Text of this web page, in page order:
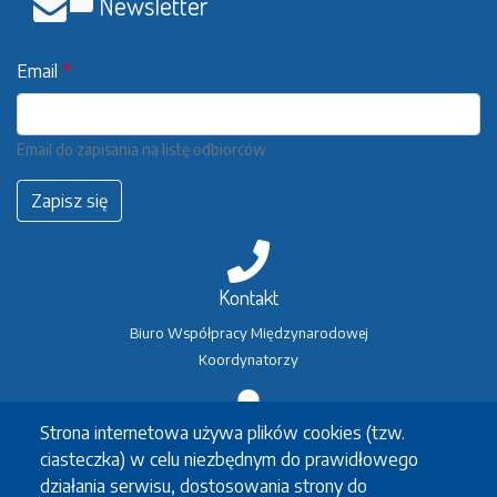
Strona internetowa używa plików cookies (tzw.
ciasteczka) w celu niezbędnym do prawidłowego
działania serwisu, dostosowania strony do
Email
Email do zapisania na listę odbiorców
Zapisz się
Kontakt
Biuro Współpracy Międzynarodowej
Koordynatorzy
Wymiana studencka
Erasmus+